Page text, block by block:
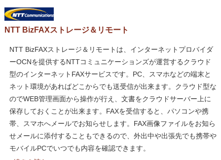
NTT BizFAXストレージ＆リモート
NTT BizFAXストレージ＆リモートは、インターネットプロバイダ
ーOCNを提供するNTTコミュニケーションズが運営するクラウド
型のインターネットFAXサービスです。PC、スマホなどの端末と
ネット環境があればどこからでも送受信が出来ます。クラウド型な
のでWEB管理画面から操作が行え、文書をクラウドサーバー上に
保存しておくことが出来ます。FAXを受信すると、パソコンや携
帯、スマホへメールでお知らせします。FAX画像ファイルをお知ら
せメールに添付することもできるので、外出中や出張先でも携帯や
モバイルPCでいつでも内容を確認できます。